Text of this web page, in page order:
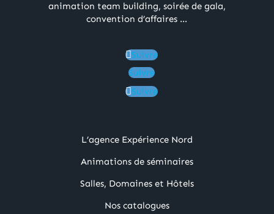
animation team building, soirée de gala,
convention d’affaires …
Suivre
Suivre
Suivre
L’agence Expérience Nord
Animations de séminaires
Salles, Domaines et Hôtels
Nos catalogues